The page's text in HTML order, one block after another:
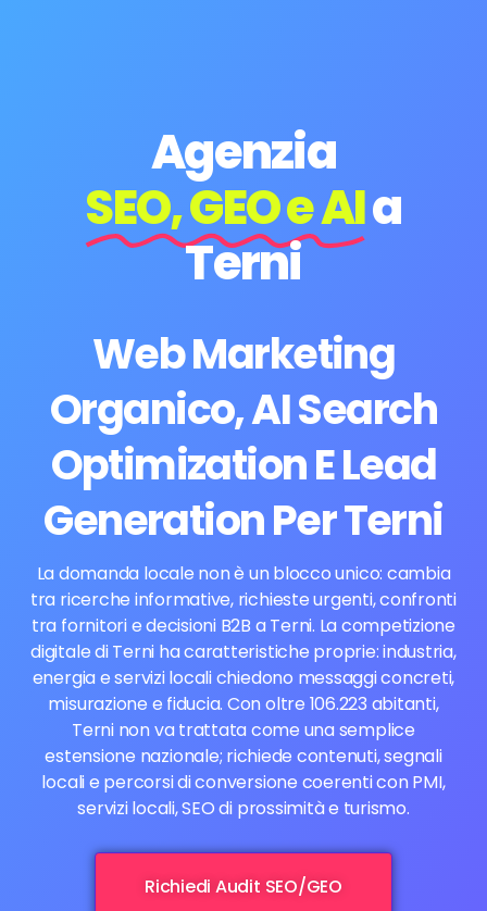
Agenzia
SEO, GEO e AIa
Terni
Web Marketing
Organico, AI Search
Optimization E Lead
Generation Per Terni
La domanda locale non è un blocco unico: cambia
tra ricerche informative, richieste urgenti, confronti
tra fornitori e decisioni B2B a Terni. La competizione
digitale di Terni ha caratteristiche proprie: industria,
energia e servizi locali chiedono messaggi concreti,
misurazione e fiducia. Con oltre 106.223 abitanti,
Terni non va trattata come una semplice
estensione nazionale; richiede contenuti, segnali
locali e percorsi di conversione coerenti con PMI,
servizi locali, SEO di prossimità e turismo.
Richiedi Audit SEO/GEO